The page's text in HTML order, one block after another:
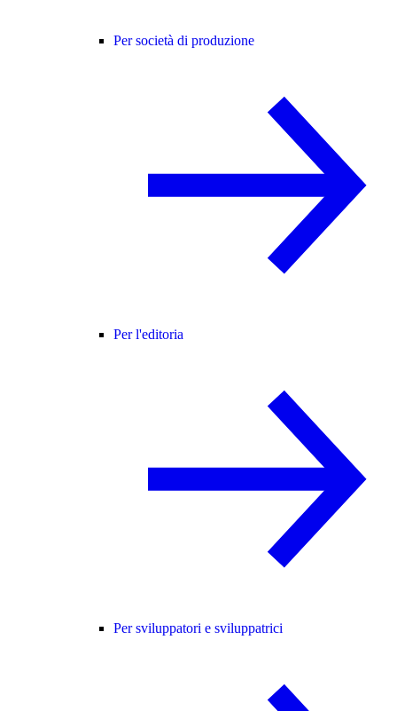
Per società di produzione
Per l'editoria
Per sviluppatori e sviluppatrici